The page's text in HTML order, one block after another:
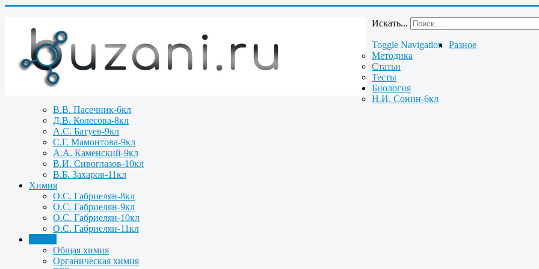
Искать...
Toggle Navigation
Разное
Методика
Статьи
Тесты
Биология
Н.И. Сонин-6кл
В.В. Пасечник-6кл
Д.В. Колесова-8кл
А.С. Батуев-9кл
С.Г. Мамонтова-9кл
А.А. Каменский-9кл
В.И. Сивоглазов-10кл
В.Б. Захаров-11кл
Химия
О.С. Габриелян-8кл
О.С. Габриелян-9кл
О.С. Габриелян-10кл
О.С. Габриелян-11кл
Общая химия
Органическая химия